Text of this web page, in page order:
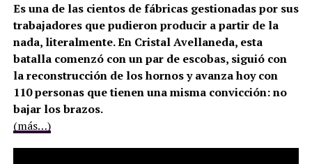
Es una de las cientos de fábricas gestionadas por sus
trabajadores que pudieron producir a partir de la
nada, literalmente. En Cristal Avellaneda, esta
batalla comenzó con un par de escobas, siguió con
la reconstrucción de los hornos y avanza hoy con
110 personas que tienen una misma convicción: no
bajar los brazos.
(más…)